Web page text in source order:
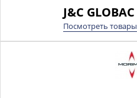
J&C GLOBAC
Посмотреть товары